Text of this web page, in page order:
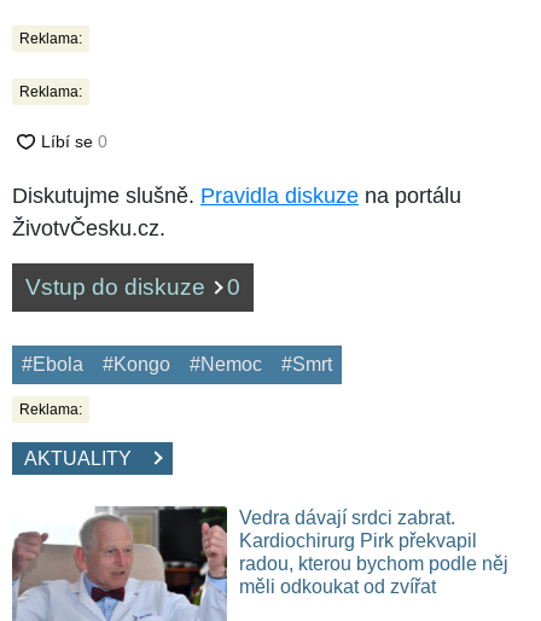
Reklama:
Reklama:
Diskutujme slušně. Pravidla diskuze na portálu
ŽivotvČesku.cz.
Vstup do diskuze 0
#Ebola #Kongo #Nemoc #Smrt
Reklama:
AKTUALITY
Vedra dávají srdci zabrat.
Kardiochirurg Pirk překvapil
radou, kterou bychom podle něj
měli odkoukat od zvířat